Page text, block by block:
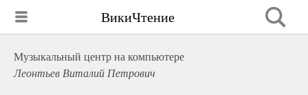
ВикиЧтение
Музыкальный центр на компьютере
Леонтьев Виталий Петрович